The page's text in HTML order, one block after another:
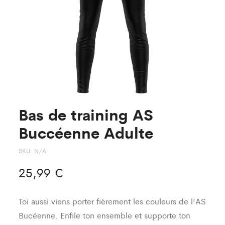
Bas de training AS
Buccéenne Adulte
SKU: N/A
25,99 €
Toi aussi viens porter fièrement les couleurs de l’AS
Bucéenne. Enfile ton ensemble et supporte ton